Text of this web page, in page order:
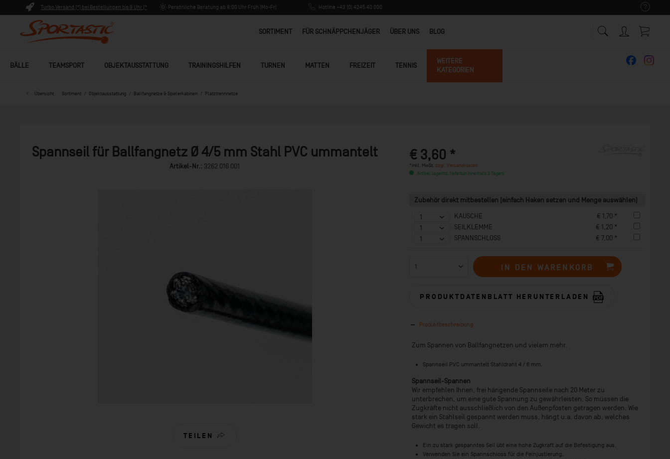
Turbo Versand (*) bei Bestellungen bis 9 Uhr (*
Persönliche Beratung ab 8:00 Uhr Früh (Mo-Fr) Hotline +43 (0) 4245 40 000
SORTIMENT FÜR SCHNÄPPCHENJÄGER ÜBER UNS BLOG
BÄLLE TEAMSPORT OBJEKTAUSSTATTUNG TRAININGSHILFEN TURNEN MATTEN FREIZEIT TENNIS
WEITERE
KATEGORIEN
Übersicht Sortiment Objektausstattung Ballfangnetze & Spielerkabinen Platztrennnetze
Spannseil für Ballfangnetz Ø 4/5 mm Stahl PVC ummantelt
Artikel-Nr.: 3262 016 001
TEILEN
€ 3,60 *
*inkl. MwSt.zzgl. Versandkosten
Artikel lagernd, lieferbar innerhalb 3 Tagen!
Zubehör direkt mitbestellen (einfach Haken setzen und Menge auswählen)
KAUSCHE
€ 1,70 *
SEILKLEMME
€ 1,20 *
SPANNSCHLOSS
€ 7,00 *
IN DEN WARENKORB
PRODUKTDATENBLATT HERUNTERLADEN
Produktbeschreibung
Zum Spannen von Ballfangnetzen und vielem mehr.
Spannseil PVC ummantelt Stahldraht 4 / 6 mm.
Spannseil-Spannen
Wir empfehlen Ihnen, frei hängende Spannseile nach 20 Meter zu
unterbrechen, um eine gute Spannung zu gewährleisten. So müssen die
Zugkräfte nicht ausschließlich von den Außenpfosten getragen werden. Wie
stark ein Stahlseil gespannt werden muss, hängt u.a. davon ab, welches
Gewicht es tragen soll.
Ein zu stark gespanntes Seil übt eine hohe Zugkraft auf die Befestigung aus.
Verwenden Sie ein Spannschloss für die Feinjustierung.